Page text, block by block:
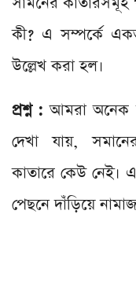
কী? এ সম্পর্কে
উল্লেখ করা হল।
প্রশ্ন : আমরা অনেক
দেখা যায়,
কাতারে কেউ নেই।
পেছনে দাঁড়িয়ে